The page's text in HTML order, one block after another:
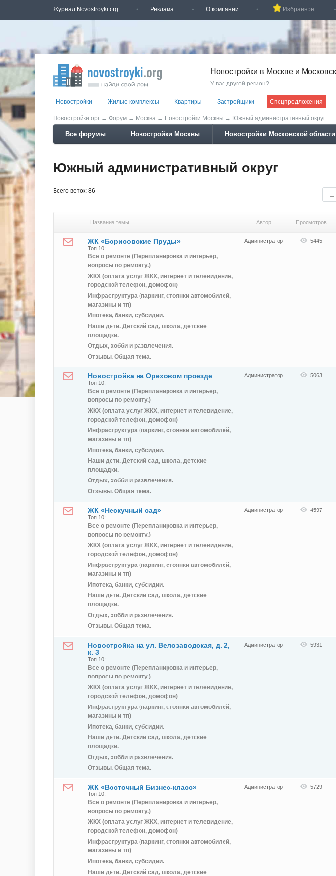
Журнал Novostroyki.org Реклама О компании Избранное
Новостройки в Москве и
У вас другой регион?
Новостройки Жилые комплексы Квартиры Застройщики Спецпредложения
Новостройки.орг → Форум → Москва → Новостройки Москвы → Южный административный округ
Все форумы Новостройки Москвы Новостройки Московской области
Южный административный округ
Всего веток: 86
←
Название темы Автор Просмотров
ЖК «Борисовские Пруды»
Топ 10:
Все о ремонте (Перепланировка и интерьер,
вопросы по ремонту.)
ЖКХ (оплата услуг ЖКХ, интернет и телевидение,
городской телефон, домофон)
Инфраструктура (паркинг, стоянки автомобилей,
магазины и тп)
Ипотека, банки, субсидии.
Наши дети. Детский сад, школа, детские
площадки.
Отдых, хобби и развлечения.
Отзывы. Общая тема.
Администратор 5445
Новостройка на Ореховом проезде
Топ 10:
Все о ремонте (Перепланировка и интерьер,
вопросы по ремонту.)
ЖКХ (оплата услуг ЖКХ, интернет и телевидение,
городской телефон, домофон)
Инфраструктура (паркинг, стоянки автомобилей,
магазины и тп)
Ипотека, банки, субсидии.
Наши дети. Детский сад, школа, детские
площадки.
Отдых, хобби и развлечения.
Отзывы. Общая тема.
Администратор 5063
ЖК «Нескучный сад»
Топ 10:
Все о ремонте (Перепланировка и интерьер,
вопросы по ремонту.)
ЖКХ (оплата услуг ЖКХ, интернет и телевидение,
городской телефон, домофон)
Инфраструктура (паркинг, стоянки автомобилей,
магазины и тп)
Ипотека, банки, субсидии.
Наши дети. Детский сад, школа, детские
площадки.
Отдых, хобби и развлечения.
Отзывы. Общая тема.
Администратор 4597
Новостройка на ул. Велозаводская, д. 2,
к. 3
Топ 10:
Все о ремонте (Перепланировка и интерьер,
вопросы по ремонту.)
ЖКХ (оплата услуг ЖКХ, интернет и телевидение,
городской телефон, домофон)
Инфраструктура (паркинг, стоянки автомобилей,
магазины и тп)
Ипотека, банки, субсидии.
Наши дети. Детский сад, школа, детские
площадки.
Отдых, хобби и развлечения.
Отзывы. Общая тема.
Администратор 5931
ЖК «Восточный Бизнес-класс»
Топ 10:
Все о ремонте (Перепланировка и интерьер,
вопросы по ремонту.)
ЖКХ (оплата услуг ЖКХ, интернет и телевидение,
городской телефон, домофон)
Инфраструктура (паркинг, стоянки автомобилей,
магазины и тп)
Ипотека, банки, субсидии.
Наши дети. Детский сад, школа, детские
Администратор 5729